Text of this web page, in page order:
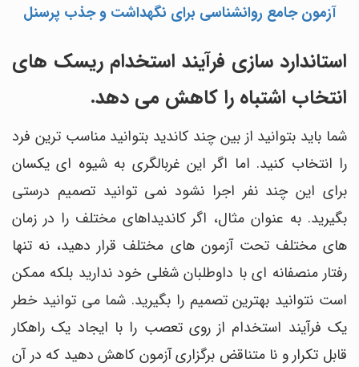
آزمون جامع روانشناسی برای نگهداشت و جذب پرسنل
استاندارد سازی فرآیند استخدام ریسک های
انتخاب اشتباه را کاهش می دهد.
شما باید بتوانید از بین چند کاندید بتوانید مناسب ترین فرد
را انتخاب کنید. اما اگر این غربالگری به شیوه ای یکسان
برای این چند نفر اجرا نشود نمی توانید تصمیم درستی
بگیرید. به عنوان مثال، اگر کاندیداهای مختلف را در زمان
های مختلف تحت آزمون های مختلف قرار دهید، نه تنها
رفتار منصفانه ای با داوطلبان شغلی خود ندارید بلکه ممکن
است نتوانید بهترین تصمیم را بگیرید. شما می توانید خطر
یک فرآیند استخدام از روی تعصب را با ایجاد یک راهکار
قابل تکرار و نا متناقض برگزاری آزمون کاهش دهید که در آن